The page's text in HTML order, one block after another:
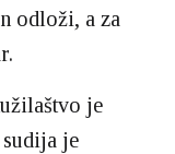
odloži, a za
je
je